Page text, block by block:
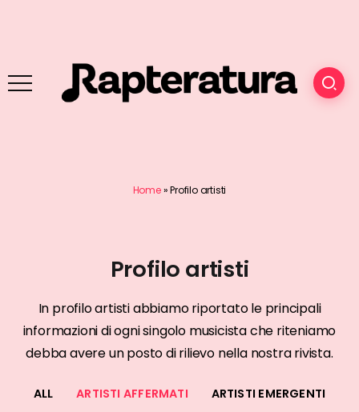
Home»Profilo artisti
Profilo artisti
In profilo artisti abbiamo riportato le principali
informazioni di ogni singolo musicista che riteniamo
debba avere un posto di rilievo nella nostra rivista.
ALL ARTISTI AFFERMATI ARTISTI EMERGENTI